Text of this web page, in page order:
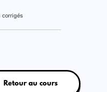
corrigés
Retour au cours